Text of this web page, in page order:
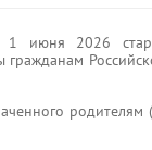
2026
гражданам